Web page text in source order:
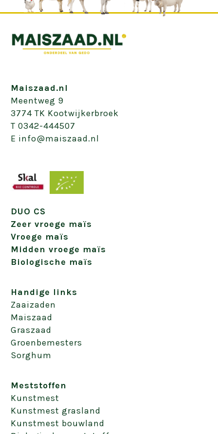
DUO CS
Zeer vroege maïs
Vroege maïs
Midden vroege maïs
Biologische maïs
Handige links
Zaaizaden
Maiszaad
Graszaad
Groenbemesters
Sorghum
Meststoffen
Kunstmest
Kunstmest grasland
Kunstmest bouwland
Maiszaad.nl
Meentweg 9
3774 TK Kootwijkerbroek
T 0342-444507
E info@maiszaad.nl